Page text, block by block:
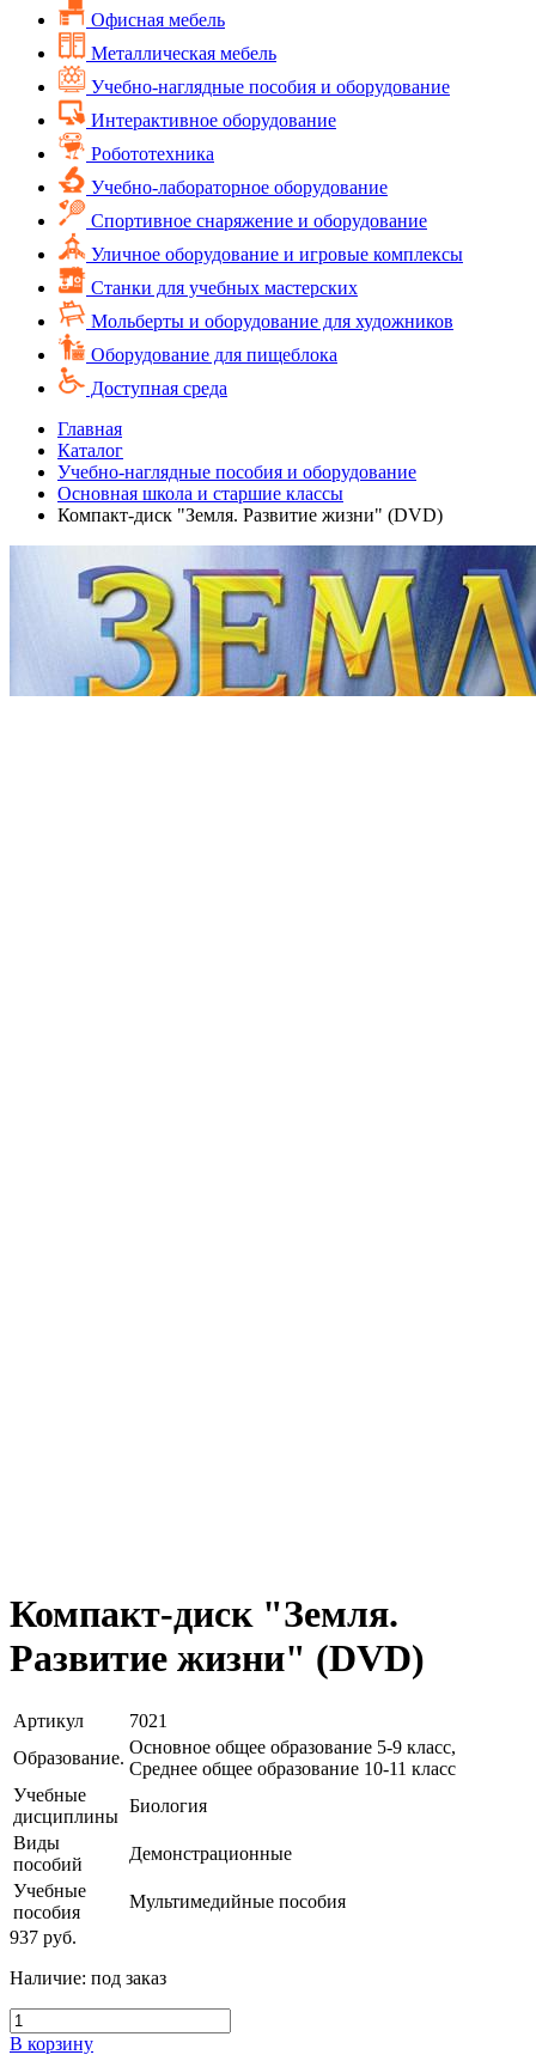
Офисная мебель
Металлическая мебель
Учебно-наглядные пособия и оборудование
Интерактивное оборудование
Робототехника
Учебно-лабораторное оборудование
Спортивное снаряжение и оборудование
Уличное оборудование и игровые комплексы
Cтанки для учебных мастерских
Мольберты и оборудование для художников
Оборудование для пищеблока
Доступная среда
Главная
Каталог
Учебно-наглядные пособия и оборудование
Основная школа и старшие классы
Компакт-диск "Земля. Развитие жизни" (DVD)
Компакт-диск "Земля.
Развитие жизни" (DVD)
Артикул
7021
Образование.
Основное общее образование 5-9 класс,
Среднее общее образование 10-11 класс
Учебные
дисциплины
Биология
Виды
пособий
Демонстрационные
Учебные
пособия
Мультимедийные пособия
937 руб.
Наличие: под заказ
В корзину